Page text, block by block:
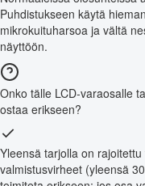
Puhdistukseen käytä
mikrokuituharsoa ja vältä
näyttöön.
Onko tälle LCD-varaosalle
ostaa erikseen?
Yleensä tarjolla on
valmistusvirheet (yleensä